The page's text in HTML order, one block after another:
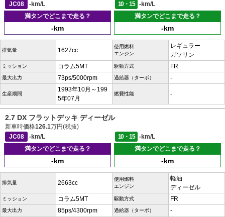
JC08
-km/L 10・15
-km/L
満タンでどこまで走る？
-km
満タンでどこまで走る？
-km
排気量 1627cc
使用燃料
エンジン
レギュラー
ガソリン
ミッション コラム5MT 駆動方式 FR
最大出力 73ps/5000rpm 過給器（ターボ） -
生産期間
1993年10月～199
5年07月
燃費性能 -
2.7 DX フラットデッキ ディーゼル
新車時価格126.1万円(税抜)
JC08
-km/L 10・15
-km/L
満タンでどこまで走る？
-km
満タンでどこまで走る？
-km
排気量 2663cc
使用燃料
エンジン
軽油
ディーゼル
ミッション コラム5MT 駆動方式 FR
最大出力 85ps/4300rpm 過給器（ターボ） -